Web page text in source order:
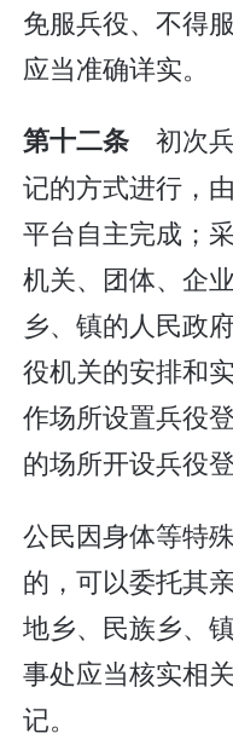
免服兵役、不得
应当准确详实。
第十二条初次
记的方式进行，
平台自主完成；
机关、团体、企
乡、镇的人民政
役机关的安排和
作场所设置兵役
的场所开设兵役
公民因身体等特
的，可以委托其
地乡、民族乡、
事处应当核实相
记。